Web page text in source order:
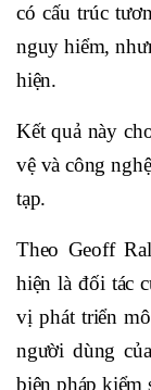
có cấu trúc
nguy hiểm,
hiện.
Kết quả này
vệ và công
tạp.
Theo Geoff
hiện là đối tác
vị phát triển
người dùng
biện pháp kiểm